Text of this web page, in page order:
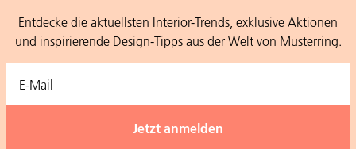
Entdecke die aktuellsten Interior-Trends, exklusive Aktionen
und inspirierende Design-Tipps aus der Welt von Musterring.